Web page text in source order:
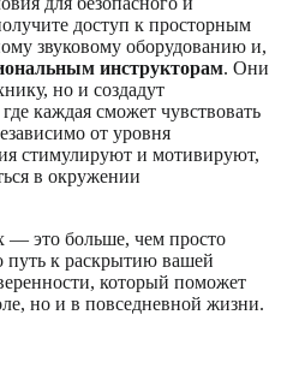
доступ к просторным
звуковому оборудованию и,
инструкторам. Они
но и создадут
каждая сможет чувствовать
от уровня
стимулируют и мотивируют,
в окружении
— это больше, чем просто
путь к раскрытию вашей
который поможет
но и в повседневной жизни.